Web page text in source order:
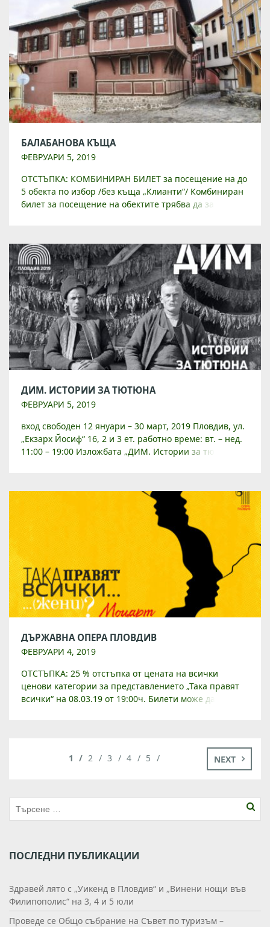
БАЛАБАНОВА КЪЩА
ФЕВРУАРИ 5, 2019
ОТСТЪПКА: КОМБИНИРАН БИЛЕТ за посещение на до
5 обекта по избор /без къща „Клианти“/ Комбиниран
билет за посещение на обектите трябва да закупите
ДИМ. ИСТОРИИ ЗА ТЮТЮНА
ФЕВРУАРИ 5, 2019
вход свободен 12 януари – 30 март, 2019 Пловдив, ул.
„Екзарх Йосиф“ 16, 2 и 3 ет. работно време: вт. – нед.
11:00 – 19:00 Изложбата „ДИМ. Истории за тютюна”
ДЪРЖАВНА ОПЕРА ПЛОВДИВ
ФЕВРУАРИ 4, 2019
ОТСТЪПКА: 25 % отстъпка от цената на всички
ценови категории за представлението „Така правят
всички“ на 08.03.19 от 19:00ч. Билети може да
1 2 3 4 5 NEXT
ПОСЛЕДНИ ПУБЛИКАЦИИ
Здравей лято с „Уикенд в Пловдив“ и „Винени нощи във
Филипополис“ на 3, 4 и 5 юли
Проведе се Общо събрание на Съвет по туризъм –